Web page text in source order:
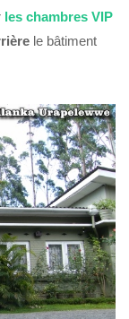
les chambres VIP
le bâtiment